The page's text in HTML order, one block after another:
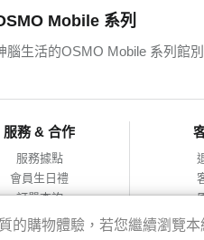
Mobile 系列
腦生活的OSMO Mobile 系列館
服務 & 合作
服務據點
會員生日禮
訂單查詢
合作提案
網
的購物體驗，若您繼續瀏覽